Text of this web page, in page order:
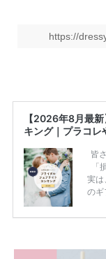
https://
【2026年8月最
キング｜プラコレ
皆
「
実は
のギ
た